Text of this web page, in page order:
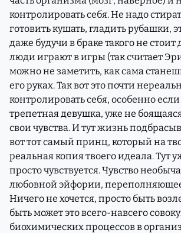
контролировать себя. Не надо
готовить кушать, гладить рубашки,
даже будучи в браке такого не стоит
люди играют в игры (так считает
можно не заметить, как сама
его руках. Так вот это почти
контролировать себя, особенно
трепетная девушка, уже не
свои чувства. И тут жизнь
вот тот самый принц, который на
реальная копия твоего идеала. Тут
просто чувствуется. Чувство
любовной эйфории,
Ничего не хочется, просто быть
быть может это всего-навсего
биохимических процессов в